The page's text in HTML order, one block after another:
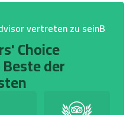
vertreten zu seinB
Choice
der